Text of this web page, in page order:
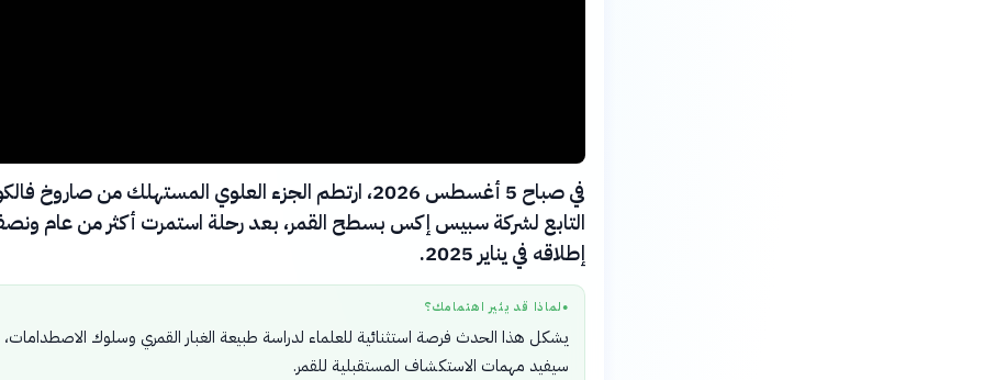
التابع لشركة سبيس إكس بسطح القمر، بعد رحلة استمرت أكثر من عام
إطلاقه في يناير 2025.
● لماذا قد يثير اهتمامك؟
يشكل هذا الحدث فرصة استثنائية للعلماء لدراسة طبيعة الغبار القمري وسلوك
سيفيد مهمات الاستكشاف المستقبلية للقمر.